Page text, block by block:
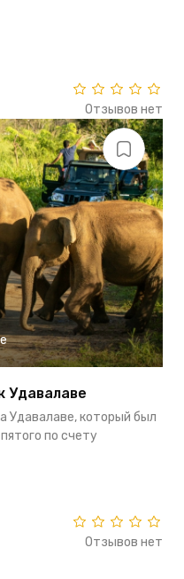
Отзывов нет
Удавалаве
Удавалаве, который был
по счету
Отзывов нет